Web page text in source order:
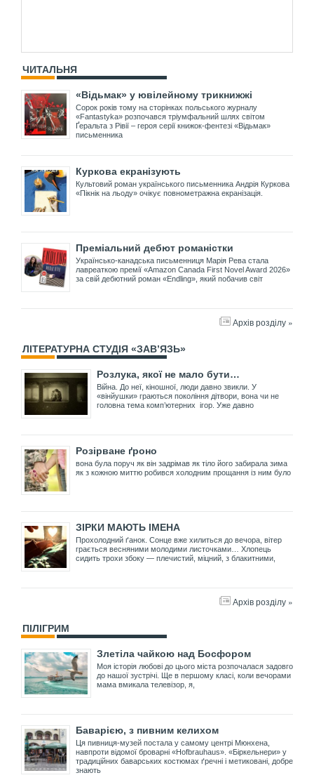
ЧИТАЛЬНЯ
«Відьмак» у ювілейному трикнижжі
Сорок років тому на сторінках польського журналу
«Fantastyka» розпочався тріумфальний шлях світом
Ґеральта з Рівії – героя серії книжок-фентезі «Відьмак»
письменника
Куркова екранізують
Культовий роман українського письменника Андрія Куркова
«Пікнік на льоду» очікує повнометражна екранізація.
Преміальний дебют романістки
Українсько-канадська письменниця Марія Рева стала
лавреаткою премії «Amazon Canada First Novel Award 2026»
за свій дебютний роман «Endling», який побачив світ
Архів розділу »
ЛІТЕРАТУРНА СТУДІЯ «ЗАВ’ЯЗЬ»
Розлука, якої не мало бути…
Війна. До неї, кіношної, люди давно звикли. У
«вінйушки» граються покоління дітвори, вона чи не
головна тема комп’ютерних ігор. Уже давно
Розірване ґроно
вона була поруч як він задрімав як тіло його забирала зима
як з кожною миттю робився холодним прощання із ним було
ЗІРКИ МАЮТЬ ІМЕНА
Прохолодний ґанок. Сонце вже хилиться до вечора, вітер
грається весняними молодими листочками… Хлопець
сидить трохи збоку — плечистий, міцний, з блакитними,
Архів розділу »
ПІЛІГРИМ
Злетіла чайкою над Босфором
Моя історія любові до цього міста розпочалася задовго
до нашої зустрічі. Ще в першому класі, коли вечорами
мама вмикала телевізор, я,
Баварією, з пивним келихом
Ця пивниця-музей постала у самому центрі Мюнхена,
навпроти відомої броварні «Hofbrauhaus». «Біркельнери» у
традиційних баварських костюмах ґречні і метиковані, добре
знають